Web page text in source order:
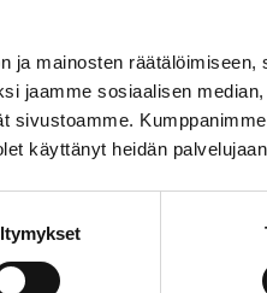
ja mainosten
jaamme sosiaalisen
sivustoamme.
käyttänyt heidän
käytössä on myös
on ohjesivusto, josta
Tulosten
sähköisenä,
erikseen sovittaessa tuottaa